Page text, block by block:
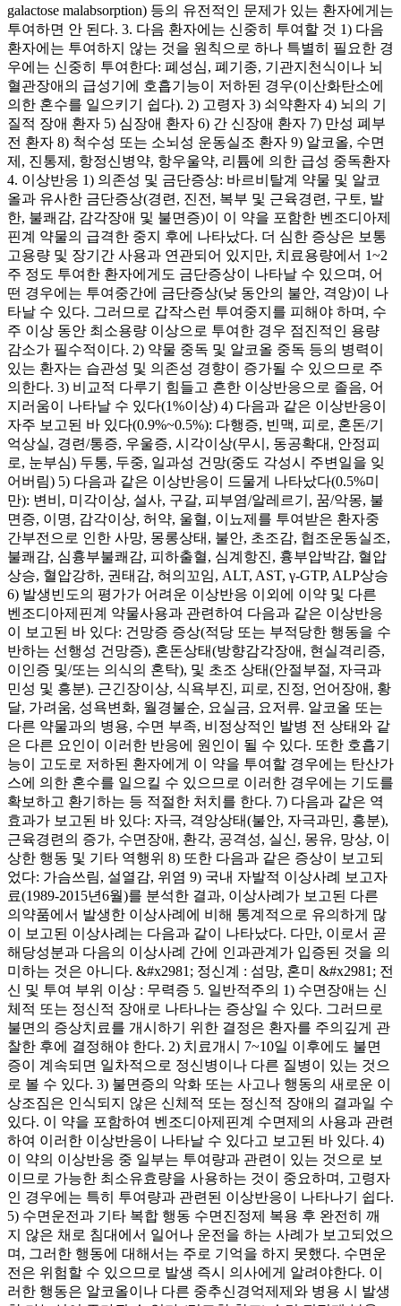
galactose malabsorption) 등의 유전적인 문제가 있는 환자에게는
투여하면 안 된다. 3. 다음 환자에는 신중히 투여할 것 1) 다음
환자에는 투여하지 않는 것을 원칙으로 하나 특별히 필요한 경
우에는 신중히 투여한다: 폐성심, 폐기종, 기관지천식이나 뇌
혈관장애의 급성기에 호흡기능이 저하된 경우(이산화탄소에
의한 혼수를 일으키기 쉽다). 2) 고령자 3) 쇠약환자 4) 뇌의 기
질적 장애 환자 5) 심장애 환자 6) 간 신장애 환자 7) 만성 폐부
전 환자 8) 척수성 또는 소뇌성 운동실조 환자 9) 알코올, 수면
제, 진통제, 항정신병약, 항우울약, 리튬에 의한 급성 중독환자
4. 이상반응 1) 의존성 및 금단증상: 바르비탈계 약물 및 알코
올과 유사한 금단증상(경련, 진전, 복부 및 근육경련, 구토, 발
한, 불쾌감, 감각장애 및 불면증)이 이 약을 포함한 벤조디아제
핀계 약물의 급격한 중지 후에 나타났다. 더 심한 증상은 보통
고용량 및 장기간 사용과 연관되어 있지만, 치료용량에서 1~2
주 정도 투여한 환자에게도 금단증상이 나타날 수 있으며, 어
떤 경우에는 투여중간에 금단증상(낮 동안의 불안, 격앙)이 나
타날 수 있다. 그러므로 갑작스런 투여중지를 피해야 하며, 수
주 이상 동안 최소용량 이상으로 투여한 경우 점진적인 용량
감소가 필수적이다. 2) 약물 중독 및 알코올 중독 등의 병력이
있는 환자는 습관성 및 의존성 경향이 증가될 수 있으므로 주
의한다. 3) 비교적 다루기 힘들고 흔한 이상반응으로 졸음, 어
지러움이 나타날 수 있다(1%이상) 4) 다음과 같은 이상반응이
자주 보고된 바 있다(0.9%~0.5%): 다행증, 빈맥, 피로, 혼돈/기
억상실, 경련/통증, 우울증, 시각이상(무시, 동공확대, 안정피
로, 눈부심) 두통, 두중, 일과성 건망(중도 각성시 주변일을 잊
어버림) 5) 다음과 같은 이상반응이 드물게 나타났다(0.5%미
만): 변비, 미각이상, 설사, 구갈, 피부염/알레르기, 꿈/악몽, 불
면증, 이명, 감각이상, 허약, 울혈, 이뇨제를 투여받은 환자중
간부전으로 인한 사망, 몽롱상태, 불안, 초조감, 협조운동실조,
불쾌감, 심흉부불쾌감, 피하출혈, 심계항진, 흉부압박감, 혈압
상승, 혈압강하, 권태감, 혀의꼬임, ALT, AST, γ-GTP, ALP상승
6) 발생빈도의 평가가 어려운 이상반응 이외에 이약 및 다른
벤조디아제핀계 약물사용과 관련하여 다음과 같은 이상반응
이 보고된 바 있다: 건망증 증상(적당 또는 부적당한 행동을 수
반하는 선행성 건망증), 혼돈상태(방향감각장애, 현실격리증,
이인증 및/또는 의식의 혼탁), 및 초조 상태(안절부절, 자극과
민성 및 흥분). 근긴장이상, 식욕부진, 피로, 진정, 언어장애, 황
달, 가려움, 성욕변화, 월경불순, 요실금, 요저류. 알코올 또는
다른 약물과의 병용, 수면 부족, 비정상적인 발병 전 상태와 같
은 다른 요인이 이러한 반응에 원인이 될 수 있다. 또한 호흡기
능이 고도로 저하된 환자에게 이 약을 투여할 경우에는 탄산가
스에 의한 혼수를 일으킬 수 있으므로 이러한 경우에는 기도를
확보하고 환기하는 등 적절한 처치를 한다. 7) 다음과 같은 역
효과가 보고된 바 있다: 자극, 격앙상태(불안, 자극과민, 흥분),
근육경련의 증가, 수면장애, 환각, 공격성, 실신, 몽유, 망상, 이
상한 행동 및 기타 역행위 8) 또한 다음과 같은 증상이 보고되
었다: 가슴쓰림, 설열감, 위염 9) 국내 자발적 이상사례 보고자
료(1989-2015년6월)를 분석한 결과, 이상사례가 보고된 다른
의약품에서 발생한 이상사례에 비해 통계적으로 유의하게 많
이 보고된 이상사례는 다음과 같이 나타났다. 다만, 이로서 곧
해당성분과 다음의 이상사례 간에 인과관계가 입증된 것을 의
미하는 것은 아니다. &#x2981; 정신계 : 섬망, 혼미 &#x2981; 전
신 및 투여 부위 이상 : 무력증 5. 일반적주의 1) 수면장애는 신
체적 또는 정신적 장애로 나타나는 증상일 수 있다. 그러므로
불면의 증상치료를 개시하기 위한 결정은 환자를 주의깊게 관
찰한 후에 결정해야 한다. 2) 치료개시 7~10일 이후에도 불면
증이 계속되면 일차적으로 정신병이나 다른 질병이 있는 것으
로 볼 수 있다. 3) 불면증의 악화 또는 사고나 행동의 새로운 이
상조짐은 인식되지 않은 신체적 또는 정신적 장애의 결과일 수
있다. 이 약을 포함하여 벤조디아제핀계 수면제의 사용과 관련
하여 이러한 이상반응이 나타날 수 있다고 보고된 바 있다. 4)
이 약의 이상반응 중 일부는 투여량과 관련이 있는 것으로 보
이므로 가능한 최소유효량을 사용하는 것이 중요하며, 고령자
인 경우에는 특히 투여량과 관련된 이상반응이 나타나기 쉽다.
5) 수면운전과 기타 복합 행동 수면진정제 복용 후 완전히 깨
지 않은 채로 침대에서 일어나 운전을 하는 사례가 보고되었으
며, 그러한 행동에 대해서는 주로 기억을 하지 못했다. 수면운
전은 위험할 수 있으므로 발생 즉시 의사에게 알려야한다. 이
러한 행동은 알코올이나 다른 중추신경억제제와 병용 시 발생